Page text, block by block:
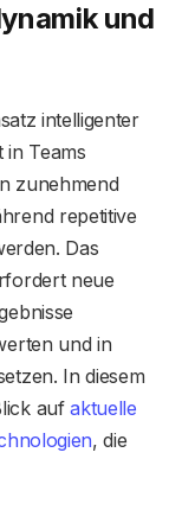
und
intelligenter
in Teams
zunehmend
repetitive
Das
neue
und in
In diesem
aufaktuelle
, die